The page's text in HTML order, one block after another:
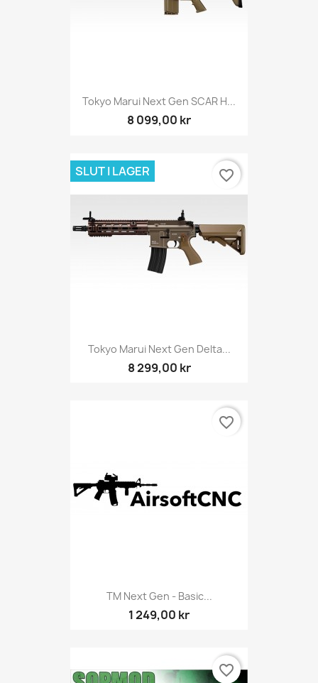
Tokyo Marui Next Gen SCAR H...
8 099,00 kr
Tokyo Marui Next Gen Delta...
8 299,00 kr
SLUT I LAGER favorite_border
TM Next Gen - Basic...
1 249,00 kr
favorite_border
favorite_border